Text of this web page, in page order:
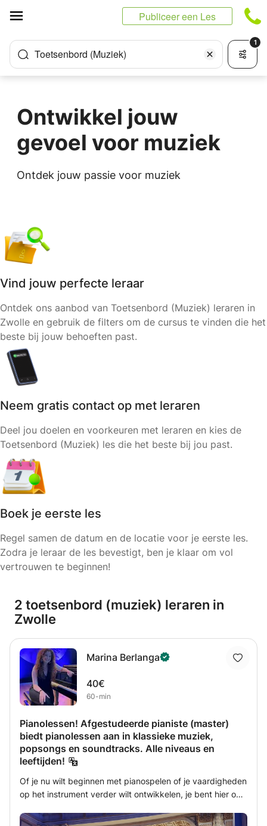
Publiceer een Les
Toetsenbord (Muziek)
1
Ontwikkel jouw
gevoel voor muziek
Ontdek jouw passie voor muziek
Vind jouw perfecte leraar
Ontdek ons aanbod van Toetsenbord (Muziek) leraren in
Zwolle en gebruik de filters om de cursus te vinden die het
beste bij jouw behoeften past.
Neem gratis contact op met leraren
Deel jou doelen en voorkeuren met leraren en kies de
Toetsenbord (Muziek) les die het beste bij jou past.
Boek je eerste les
Regel samen de datum en de locatie voor je eerste les.
Zodra je leraar de les bevestigt, ben je klaar om vol
vertrouwen te beginnen!
2 toetsenbord (muziek) leraren in
Zwolle
Marina Berlanga
40€
60-min
Pianolessen! Afgestudeerde pianiste (master)
biedt pianolessen aan in klassieke muziek,
popsongs en soundtracks. Alle niveaus en
leeftijden!
Of je nu wilt beginnen met pianospelen of je vaardigheden
op het instrument verder wilt ontwikkelen, je bent hier op
pianodoelen te bereiken. Ik kan me aanpassen aan jouw